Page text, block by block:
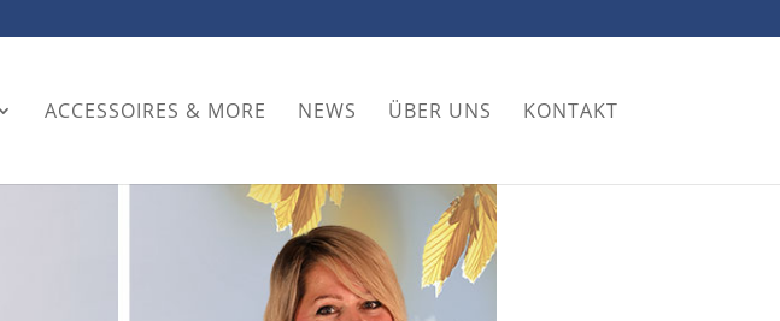
ACCESSOIRES & MORE NEWS ÜBER UNS KONTAKT